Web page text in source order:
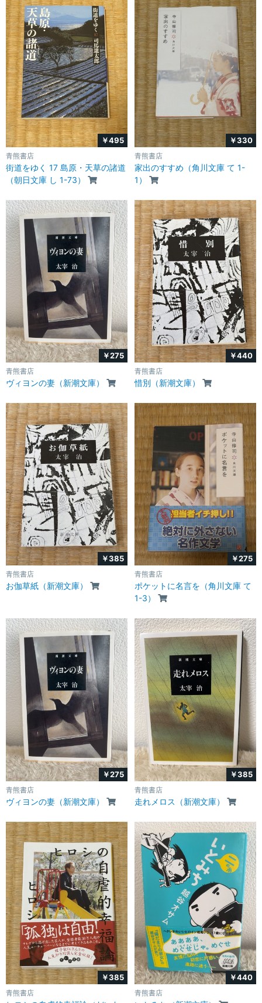
￥495
青熊書店
街道をゆく 17 島原・天草の諸道
（朝日文庫 し 1-73）
￥330
青熊書店
家出のすすめ（角川文庫 て 1-
1）
￥275
青熊書店
ヴィヨンの妻（新潮文庫）
￥440
青熊書店
惜別（新潮文庫）
￥385
青熊書店
お伽草紙（新潮文庫）
￥275
青熊書店
ポケットに名言を（角川文庫 て
1-3）
￥275
青熊書店
ヴィヨンの妻（新潮文庫）
￥385
青熊書店
走れメロス（新潮文庫）
￥385
青熊書店
￥440
青熊書店